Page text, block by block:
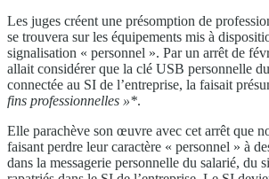
Les juges créent une présomption de
se trouvera sur les équipements mis à
signalisation « personnel ». Par un arrêt de
allait considérer que la clé USB personnelle
connectée au SI de l’entreprise, la faisait
fins professionnelles »*.
Elle parachève son œuvre avec cet arrêt que
faisant perdre leur caractère « personnel » à
dans la messagerie personnelle du salarié, du